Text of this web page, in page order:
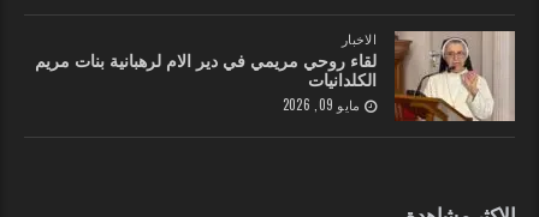
الاخبار
لقاء روحي مريمي في دير الام لرهبانية بنات مريم
الكلدانيات
مايو 09, 2026